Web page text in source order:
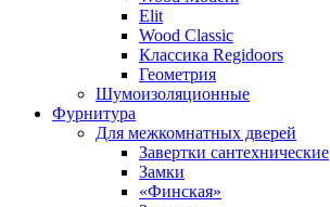
Elit
Wood Classic
Классика Regidoors
Геометрия
Шумоизоляционные
Фурнитура
Для межкомнатных дверей
Завертки сантехнические
Замки
«Финская»